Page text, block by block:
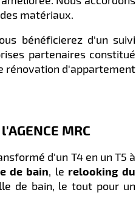
matériaux.
bénéficierez d'un suivi
partenaires constitué
rénovation d'appartement
MRC
d'un T4 en un T5 à
de bain, le relooking du
de bain, le tout pour un